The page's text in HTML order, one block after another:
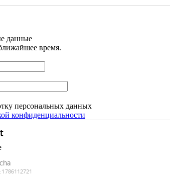
данные
время.
персональных данных
конфиденциальности